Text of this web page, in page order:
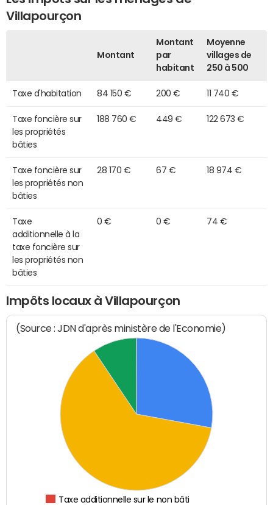
Villapourçon
Montant
Montant
par
habitant
Moyenne
villages de
250 à 500
Taxe d'habitation 84 150 € 200 € 11 740 €
Taxe foncière sur
les propriétés
bâties
188 760 € 449 € 122 673 €
Taxe foncière sur
les propriétés non
bâties
28 170 € 67 € 18 974 €
Taxe
additionnelle à la
taxe foncière sur
les propriétés non
bâties
0 € 0 € 74 €
Impôts locaux à Villapourçon
(Source : JDN d'après ministère de l'Economie)
Taxe additionnelle sur le non bâti